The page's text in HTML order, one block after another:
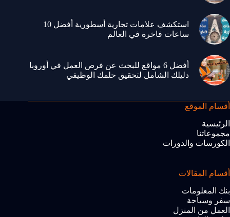
استكشف علامات تجارية أسطورية أفضل 10
ساعات فاخرة في العالم
أفضل 6 مواقع للبحث عن فرص العمل في أوروبا
دليلك الشامل لتحقيق حلمك الوظيفي
أقسام الموقع
الرئيسية
مجموعاتنا
الكورسات والدورات
أقسام المقالات
بنك المعلومات
سفر وسياحة
العمل من المنزل